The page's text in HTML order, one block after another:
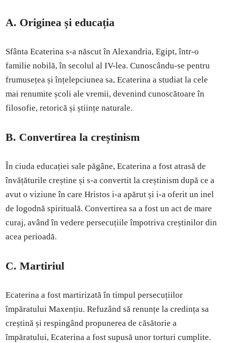
A. Originea și educația
Sfânta Ecaterina s-a născut în Alexandria, Egipt, într-o
familie nobilă, în secolul al IV-lea. Cunoscându-se pentru
frumusețea și înțelepciunea sa, Ecaterina a studiat la cele
mai renumite școli ale vremii, devenind cunoscătoare în
filosofie, retorică și științe naturale.
B. Convertirea la creștinism
În ciuda educației sale păgâne, Ecaterina a fost atrasă de
învățăturile creștine și s-a convertit la creștinism după ce a
avut o viziune în care Hristos i-a apărut și i-a oferit un inel
de logodnă spirituală. Convertirea sa a fost un act de mare
curaj, având în vedere persecuțiile împotriva creștinilor din
acea perioadă.
C. Martiriul
Ecaterina a fost martirizată în timpul persecuțiilor
împăratului Maxențiu. Refuzând să renunțe la credința sa
creștină și respingând propunerea de căsătorie a
împăratului, Ecaterina a fost supusă unor torturi cumplite.